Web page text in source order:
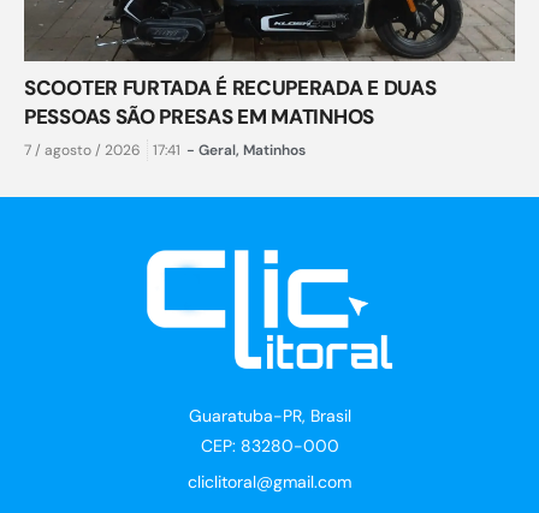
SCOOTER FURTADA É RECUPERADA E DUAS
PESSOAS SÃO PRESAS EM MATINHOS
7 / agosto / 2026 17:41 - Geral, Matinhos
Guaratuba-PR, Brasil
CEP: 83280-000
cliclitoral@gmail.com